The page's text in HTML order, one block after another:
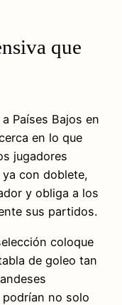
que
Países Bajos en
en lo que
jugadores
con doblete,
y obliga a los
sus partidos.
coloque
de goleo tan
no solo